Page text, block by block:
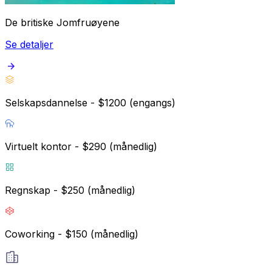
De britiske Jomfruøyene
Se detaljer
Selskapsdannelse - $1200 (engangs)
Virtuelt kontor - $290 (månedlig)
Regnskap - $250 (månedlig)
Coworking - $150 (månedlig)